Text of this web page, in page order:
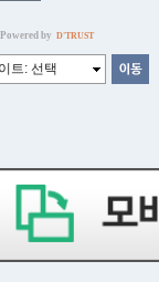
by D'TRUST